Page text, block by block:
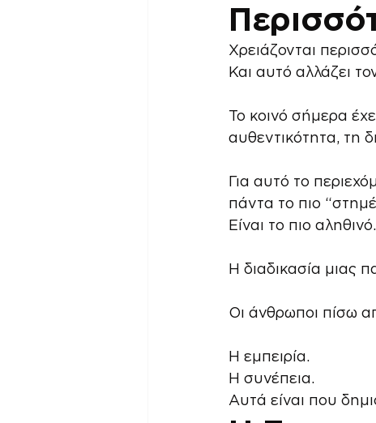
Χρειάζονται
Και αυτό αλλάζει
Το κοινό σήμερα
αυθεντικότητα, τη
Για αυτό το
πάντα το πιο
Είναι το πιο αληθινό.
Η διαδικασία μιας
Οι άνθρωποι πίσω
Η εμπειρία.
Η συνέπεια.
Αυτά είναι που